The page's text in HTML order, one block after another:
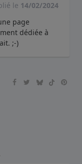
le 14/02/2024
page
dédiée à
;-)